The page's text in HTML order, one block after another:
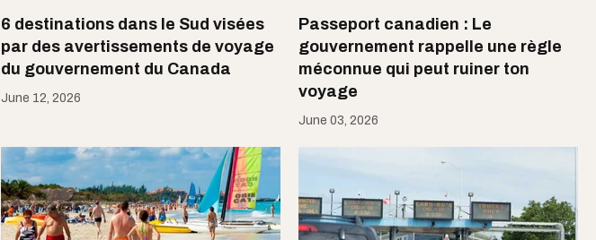
6 destinations dans le Sud visées
par des avertissements de voyage
du gouvernement du Canada
June 12, 2026
Passeport canadien : Le
gouvernement rappelle une règle
méconnue qui peut ruiner ton
voyage
June 03, 2026